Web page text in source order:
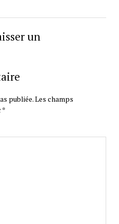
un
publiée.Les champs
*